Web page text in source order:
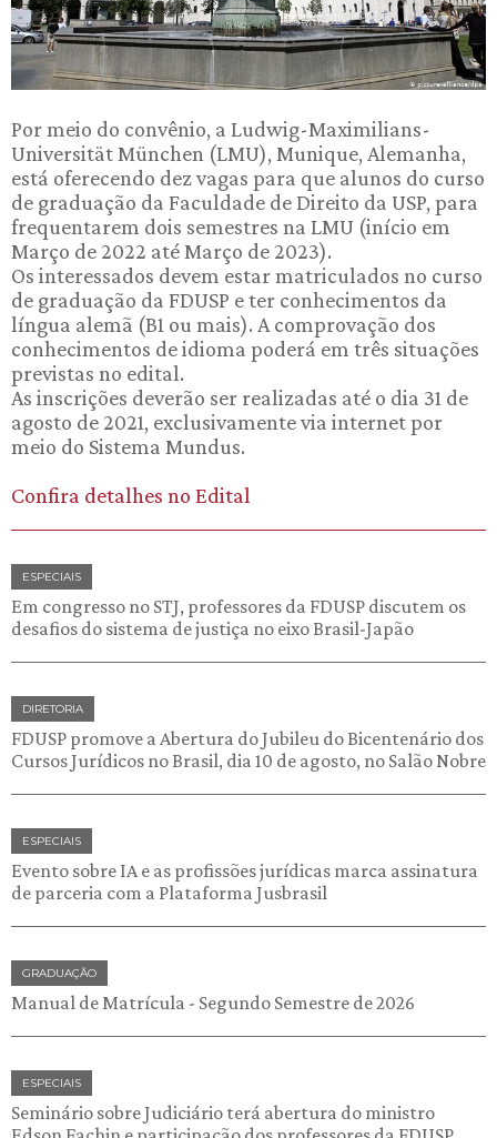
Por meio do convênio, a Ludwig-Maximilians-
Universität München (LMU), Munique, Alemanha,
está oferecendo dez vagas para que alunos do curso
de graduação da Faculdade de Direito da USP, para
frequentarem dois semestres na LMU (início em
Março de 2022 até Março de 2023).
Os interessados devem estar matriculados no curso
de graduação da FDUSP e ter conhecimentos da
língua alemã (B1 ou mais). A comprovação dos
conhecimentos de idioma poderá em três situações
previstas no edital.
As inscrições deverão ser realizadas até o dia 31 de
agosto de 2021, exclusivamente via internet por
meio do Sistema Mundus.
Confira detalhes no Edital
ESPECIAIS
Em congresso no STJ, professores da FDUSP discutem os
desafios do sistema de justiça no eixo Brasil-Japão
DIRETORIA
FDUSP promove a Abertura do Jubileu do Bicentenário dos
Cursos Jurídicos no Brasil, dia 10 de agosto, no Salão Nobre
ESPECIAIS
Evento sobre IA e as profissões jurídicas marca assinatura
de parceria com a Plataforma Jusbrasil
GRADUAÇÃO
Manual de Matrícula - Segundo Semestre de 2026
ESPECIAIS
Seminário sobre Judiciário terá abertura do ministro